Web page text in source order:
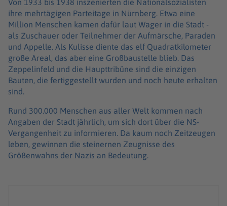
Von 1933 bis 1938 inszenierten die Nationalsozialisten
ihre mehrtägigen Parteitage in Nürnberg. Etwa eine
Million Menschen kamen dafür laut Wager in die Stadt -
als Zuschauer oder Teilnehmer der Aufmärsche, Paraden
und Appelle. Als Kulisse diente das elf Quadratkilometer
große Areal, das aber eine Großbaustelle blieb. Das
Zeppelinfeld und die Haupttribüne sind die einzigen
Bauten, die fertiggestellt wurden und noch heute erhalten
sind.
Rund 300.000 Menschen aus aller Welt kommen nach
Angaben der Stadt jährlich, um sich dort über die NS-
Vergangenheit zu informieren. Da kaum noch Zeitzeugen
leben, gewinnen die steinernen Zeugnisse des
Größenwahns der Nazis an Bedeutung.